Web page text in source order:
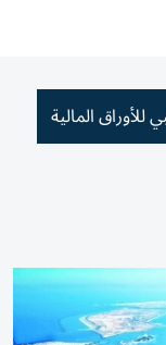
المالية